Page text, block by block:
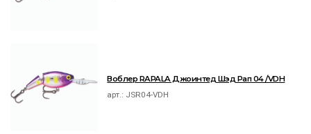
Воблер RAPALA Джоинтед Шэд Рап 04 /VDH
арт.: JSR04-VDH